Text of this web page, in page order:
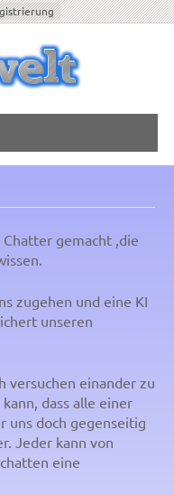
gemacht ,die
zugehen und eine KI
unseren
versuchen einander zu
dass alle einer
uns doch gegenseitig
Jeder kann von
eine